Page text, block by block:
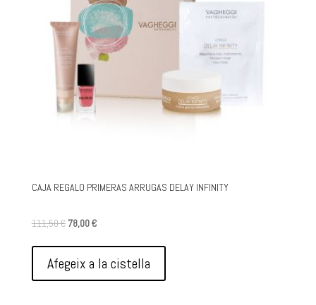
CAJA REGALO PRIMERAS ARRUGAS DELAY INFINITY
111,50€ El
era:
78,00€El
és:
Afegeix a la cistella